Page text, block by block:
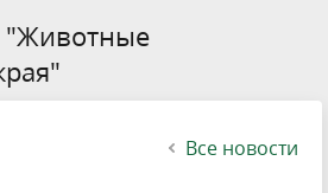
"Животные
Все новости